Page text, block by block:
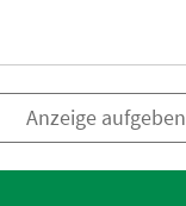
Anzeige aufgeben